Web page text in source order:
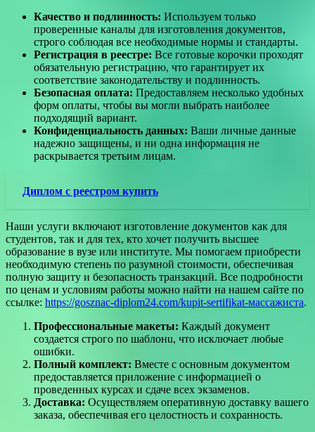
Качество и подлинность: Используем только
проверенные каналы для изготовления документов,
строго соблюдая все необходимые нормы и стандарты.
Регистрация в реестре: Все готовые корочки проходят
обязательную регистрацию, что гарантирует их
соответствие законодательству и подлинность.
Безопасная оплата: Предоставляем несколько удобных
форм оплаты, чтобы вы могли выбрать наиболее
подходящий вариант.
Конфиденциальность данных: Ваши личные данные
надежно защищены, и ни одна информация не
раскрывается третьим лицам.
Диплом с реестром купить
Наши услуги включают изготовление документов как для
студентов, так и для тех, кто хочет получить высшее
образование в вузе или институте. Мы помогаем приобрести
необходимую степень по разумной стоимости, обеспечивая
полную защиту и безопасность транзакций. Все подробности
по ценам и условиям работы можно найти на нашем сайте по
ссылке: https://gosznac-diplom24.com/kupit-sertifikat-массажиста.
Профессиональные макеты: Каждый документ
создается строго по шаблонu, что исключает любые
ошибки.
Полный комплект: Вместе с основным документом
предоставляется приложение с информацией о
проведенных курсах и сдаче всех экзаменов.
Доставка: Осуществляем оперативную доставку вашего
заказа, обеспечивая его целостность и сохранность.